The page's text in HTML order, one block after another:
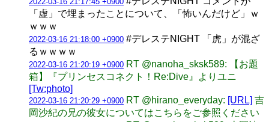
「虚」で埋まったことについて、「怖いんだけど」ｗ
ｗｗｗ
2022-03-16 21:18:00 +0900 #デレステNIGHT 「虎」が混ざ
るｗｗｗｗ
2022-03-16 21:20:19 +0900 RT @nanoha_sksk589: 【お題
箱】『プリンセスコネクト！Re:Dive』よりユニ
[Tw:photo]
2022-03-16 21:20:29 +0900 RT @hirano_everyday: [URL] 吉
岡沙紀の兄の彼女についてはこちらをご参照ください